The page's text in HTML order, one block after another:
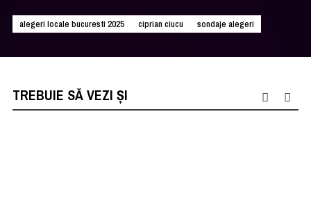
alegeri locale bucuresti 2025 ciprian ciucu sondaje alegeri
TREBUIE SĂ VEZI ȘI